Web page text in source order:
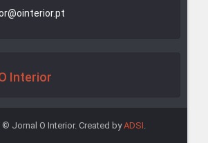
Interior
Jornal O Interior. Created byADSI.